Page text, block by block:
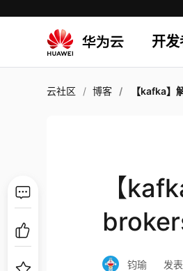
开发
云社区 博客 【kafka】解决
【
钧瑜 发